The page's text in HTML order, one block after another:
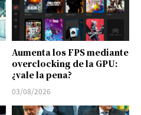
Aumenta los FPS mediante
overclocking de la GPU:
¿vale la pena?
03/08/2026